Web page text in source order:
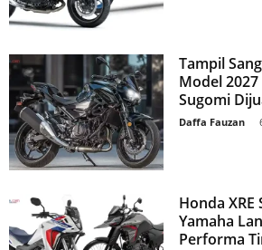
Tampil
Model
Sugomi
Daffa Fauzan
Honda XRE
Yamaha
Performa